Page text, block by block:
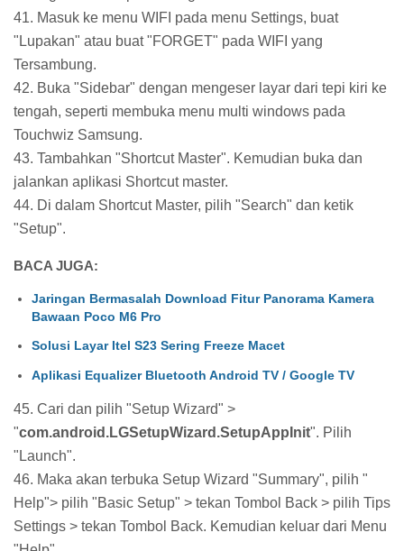
41. Masuk ke menu WIFI pada menu Settings, buat
"Lupakan" atau buat "FORGET" pada WIFI yang
Tersambung.
42. Buka "Sidebar" dengan mengeser layar dari tepi kiri ke
tengah, seperti membuka menu multi windows pada
Touchwiz Samsung.
43. Tambahkan "Shortcut Master". Kemudian buka dan
jalankan aplikasi Shortcut master.
44. Di dalam Shortcut Master, pilih "Search" dan ketik
"Setup".
BACA JUGA:
Jaringan Bermasalah Download Fitur Panorama Kamera
Bawaan Poco M6 Pro
Solusi Layar Itel S23 Sering Freeze Macet
Aplikasi Equalizer Bluetooth Android TV / Google TV
45. Cari dan pilih "Setup Wizard" >
"com.android.LGSetupWizard.SetupAppInit". Pilih
"Launch".
46. Maka akan terbuka Setup Wizard "Summary", pilih "
Help"> pilih "Basic Setup" > tekan Tombol Back > pilih Tips
Settings > tekan Tombol Back. Kemudian keluar dari Menu